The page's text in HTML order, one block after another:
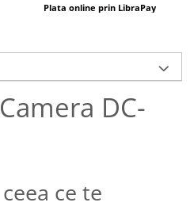
Plata online prin LibraPay
DC-
ce te